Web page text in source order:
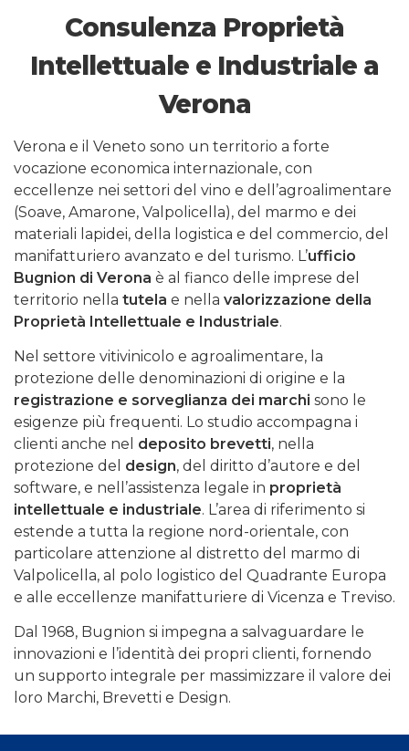
Consulenza Proprietà
Intellettuale e Industriale a
Verona
Verona e il Veneto sono un territorio a forte
vocazione economica internazionale, con
eccellenze nei settori del vino e dell’agroalimentare
(Soave, Amarone, Valpolicella), del marmo e dei
materiali lapidei, della logistica e del commercio, del
manifatturiero avanzato e del turismo. L’ufficio
Bugnion di Verona è al fianco delle imprese del
territorio nella tutela e nella valorizzazione della
Proprietà Intellettuale e Industriale.
Nel settore vitivinicolo e agroalimentare, la
protezione delle denominazioni di origine e la
registrazione e sorveglianza dei marchi sono le
esigenze più frequenti. Lo studio accompagna i
clienti anche nel deposito brevetti, nella
protezione del design, del diritto d’autore e del
software, e nell’assistenza legale in proprietà
intellettuale e industriale. L’area di riferimento si
estende a tutta la regione nord-orientale, con
particolare attenzione al distretto del marmo di
Valpolicella, al polo logistico del Quadrante Europa
e alle eccellenze manifatturiere di Vicenza e Treviso.
Dal 1968, Bugnion si impegna a salvaguardare le
innovazioni e l’identità dei propri clienti, fornendo
un supporto integrale per massimizzare il valore dei
loro Marchi, Brevetti e Design.